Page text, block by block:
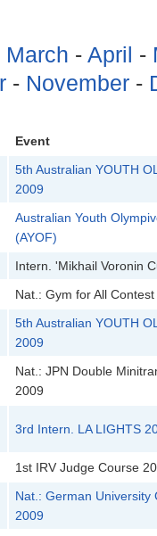
March - April -
- November -
Event
5th Australian YOUTH
2009
Australian Youth
(AYOF)
Intern. 'Mikhail Voronin
Nat.: Gym for All
5th Australian YOUTH
2009
Nat.: JPN Double
2009
3rd Intern. LA LIGHTS
1st IRV Judge Course
Nat.: German University
2009